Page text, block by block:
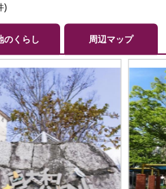
)
のくらし 周辺マップ